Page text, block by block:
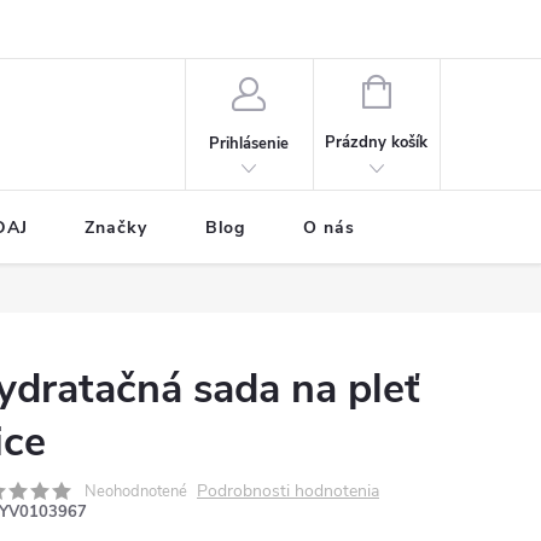
Prihlásenie
NÁKUPNÝ
Prázdny košík
Značky Blog O nás
sada na pleť
Neohodnotené Podrobnosti hodnotenia
YV0103967